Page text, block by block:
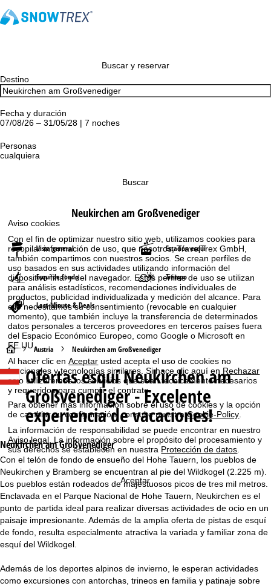
Aviso cookies
Con el fin de optimizar nuestro sitio web, utilizamos cookies para
recopilar información de uso, que nosotros, TravelTrex GmbH,
también compartimos con nuestros socios. Se crean perfiles de
uso basados en sus actividades utilizando información del
dispositivo final y del navegador. Estos perfiles de uso se utilizan
para análisis estadísticos, recomendaciones individuales de
productos, publicidad individualizada y medición del alcance. Para
ello necesitamos su consentimiento (revocable en cualquier
momento), que también incluye la transferencia de determinados
datos personales a terceros proveedores en terceros países fuera
del Espacio Económico Europeo, como Google o Microsoft en
EE.UU.
Al hacer clic enAceptar usted acepta el uso de cookies no
funcionales y tecnologías similares. Si hace clic aquí en Rechazar
solo utilizaremos los servicios que sean técnicamente necesarios
y requeridos para cumplir el contrato.
Para obtener más información sobre el uso de cookies y la opción
de cambiar su configuración, consulte nuestraCookie-Policy.
La información de responsabilidad se puede encontrar en nuestro
Aviso legal. La información sobre el propósito del procesamiento y
sus derechos se establecen en nuestra Protección de datos.
Aceptar
Buscar y reservar
Destino
Fecha y duración
07/08/26 – 31/05/28 | 7 noches
Personas
cualquiera
Buscar
Neukirchen am Großvenediger
Vista general Estación esquí
Esquí de fondo Tiempo
Last-Minute & Deals
P
á
n
a
p
r
i
n
Austria Neukirchen am Großvenediger
Ofertas esquíNeukirchen am
Großvenediger - Excelente
experiencia de vacaciones!
Neukirchen am Großvenediger
Con el telón de fondo de ensueño del Hohe Tauern, los pueblos de
Neukirchen y Bramberg se encuentran al pie del Wildkogel (2.225 m).
Los pueblos están rodeados de majestuosos picos de tres mil metros.
Enclavada en el Parque Nacional de Hohe Tauern, Neukirchen es el
punto de partida ideal para realizar diversas actividades de ocio en un
paisaje impresionante. Además de la amplia oferta de pistas de esquí
de fondo, resulta especialmente atractiva la variada y familiar zona de
esquí del Wildkogel.
Además de los deportes alpinos de invierno, le esperan actividades
como excursiones con antorchas, trineos en familia y patinaje sobre